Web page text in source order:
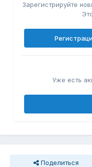
Зарегистрируйте
Уже есть
Поделиться